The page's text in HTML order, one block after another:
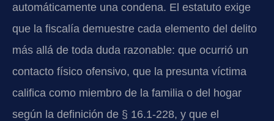
automáticamente una condena. El estatuto exige
que la fiscalía demuestre cada elemento del delito
más allá de toda duda razonable: que ocurrió un
contacto físico ofensivo, que la presunta víctima
califica como miembro de la familia o del hogar
según la definición de § 16.1-228, y que el